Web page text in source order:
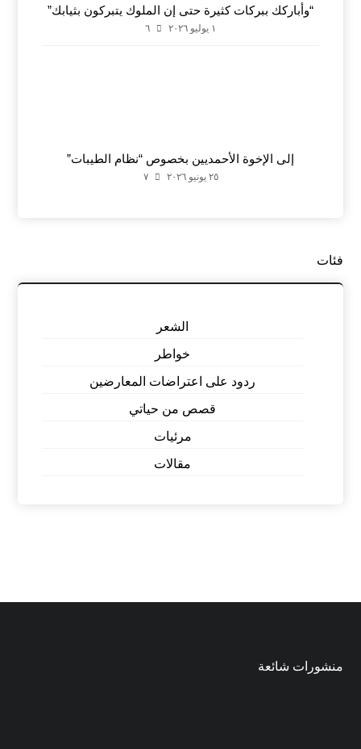
“وأباركك ببركات كثيرة حتى إن الملوك يتبركون بثيابك”
١ يوليو ٢٠٢٦ ٦
إلى الإخوة الأحمديين بخصوص “نظام الطيبات”
٢٥ يونيو ٢٠٢٦ ٧
فئات
الشعر
خواطر
ردود على اعتراضات المعارضين
قصص من حياتي
مرئيات
مقالات
منشورات شائعة